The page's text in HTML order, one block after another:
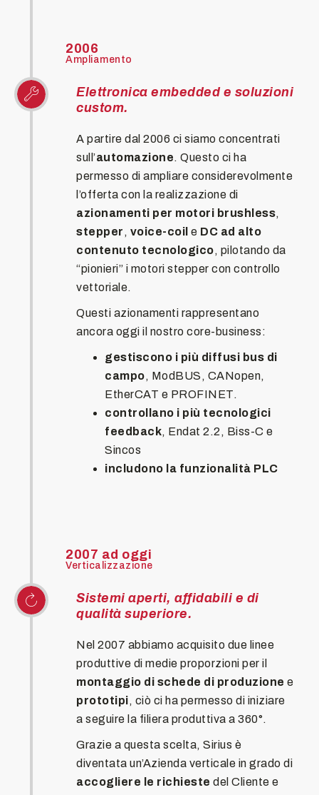
2006
Ampliamento
Elettronica embedded e soluzioni
custom.
A partire dal 2006 ci siamo concentrati
sull’automazione. Questo ci ha
permesso di ampliare considerevolmente
l’offerta con la realizzazione di
azionamenti per motori brushless,
stepper , voice-coil e DC ad alto
contenuto tecnologico, pilotando da
“pionieri” i motori stepper con controllo
vettoriale.
Questi azionamenti rappresentano
ancora oggi il nostro core-business:
gestiscono i più diffusi bus di
campo, ModBUS, CANopen,
EtherCAT e PROFINET.
controllano i più tecnologici
feedback, Endat 2.2, Biss-C e
Sincos
includono la funzionalità PLC
2007 ad oggi
Verticalizzazione
Sistemi aperti, affidabili e di
qualità superiore.
Nel 2007 abbiamo acquisito due linee
produttive di medie proporzioni per il
montaggio di schede di produzione e
prototipi, ciò ci ha permesso di iniziare
a seguire la filiera produttiva a 360°.
Grazie a questa scelta, Sirius è
diventata un’Azienda verticale in grado di
accogliere le richieste del Cliente e